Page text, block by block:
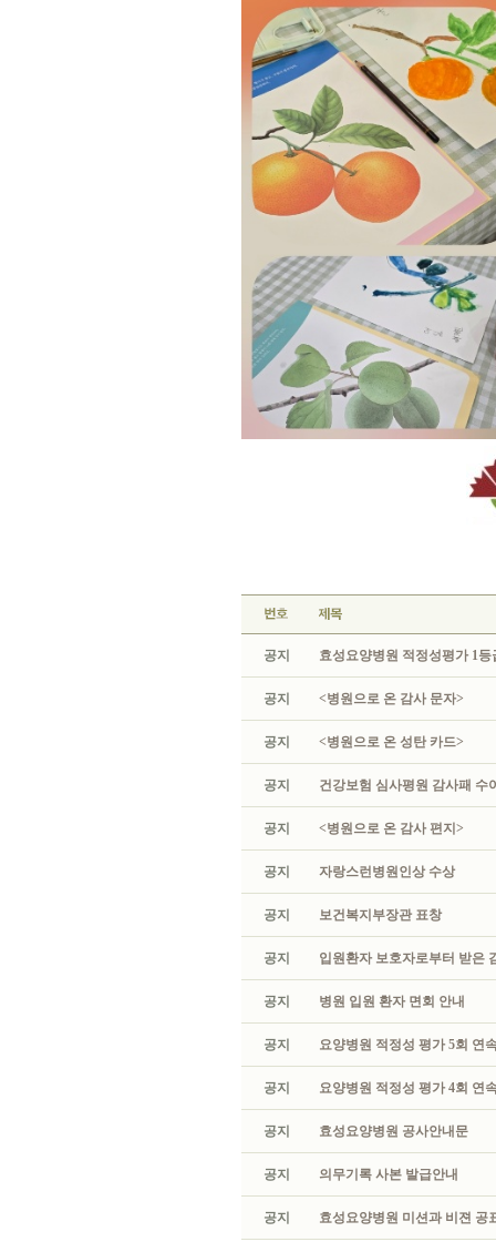
공지 효성요양병원 적정성평가 1등
공지 <병원으로 온 감사 문자>
공지 <병원으로 온 성탄 카드>
공지 건강보험 심사평원 감사패 수
공지 <병원으로 온 감사 편지>
공지 자랑스런병원인상 수상
공지 보건복지부장관 표창
공지 입원환자 보호자로부터 받은
공지 병원 입원 환자 면회 안내
공지 요양병원 적정성 평가 5회 연
공지 요양병원 적정성 평가 4회 연
공지 효성요양병원 공사안내문
공지 의무기록 사본 발급안내
공지 효성요양병원 미션과 비젼 공